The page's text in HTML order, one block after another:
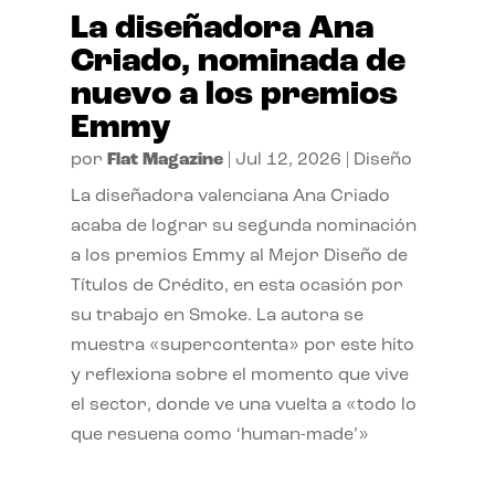
La diseñadora Ana
Criado, nominada de
nuevo a los premios
Emmy
por Flat Magazine| Jul 12, 2026 Diseño
La diseñadora valenciana Ana Criado
acaba de lograr su segunda nominación
a los premios Emmy al Mejor Diseño de
Títulos de Crédito, en esta ocasión por
su trabajo en Smoke. La autora se
muestra «supercontenta» por este hito
y reflexiona sobre el momento que vive
el sector, donde ve una vuelta a «todo lo
que resuena como ‘human-made’»